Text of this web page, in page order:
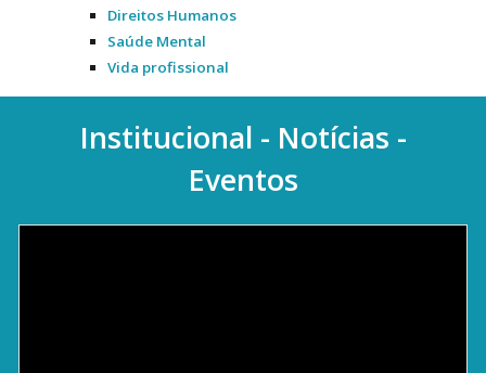
Direitos Humanos
Saúde Mental
Vida profissional
Institucional - Notícias -
Eventos